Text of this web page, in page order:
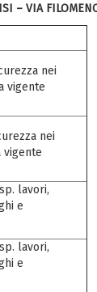
– VIA
nei
vigente
nei
vigente
lavori,
e
lavori,
e